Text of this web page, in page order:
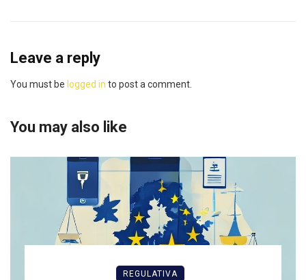
Leave a reply
You must be logged in to post a comment.
You may also like
REGULATIVA